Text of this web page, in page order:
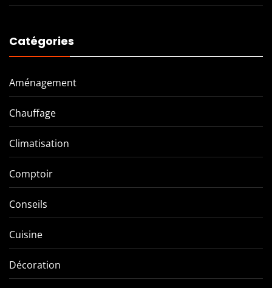
Catégories
Aménagement
Chauffage
Climatisation
Comptoir
Conseils
Cuisine
Décoration